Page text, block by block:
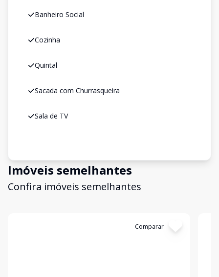
Banheiro Social
Cozinha
Quintal
Sacada com Churrasqueira
Sala de TV
Imóveis semelhantes
Confira imóveis semelhantes
Comparar